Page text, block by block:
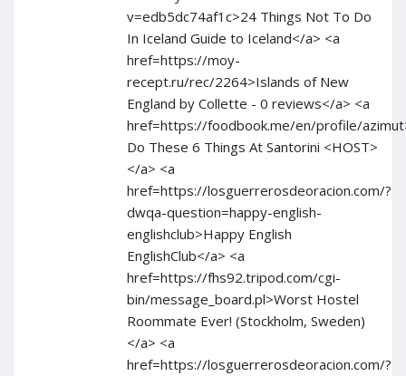
v=edb5dc74af1c>24 Things Not To Do
In Iceland Guide to Iceland</a> <a
href=https://moy-
recept.ru/rec/2264>Islands of New
England by Collette - 0 reviews</a> <a
href=https://foodbook.me/en/profile/
Do These 6 Things At Santorini <HOST>
</a> <a
href=https://losguerrerosdeoracion.com/?
dwqa-question=happy-english-
englishclub>Happy English
EnglishClub</a> <a
href=https://fhs92.tripod.com/cgi-
bin/message_board.pl>Worst Hostel
Roommate Ever! (Stockholm, Sweden)
</a> <a
href=https://losguerrerosdeoracion.com/?